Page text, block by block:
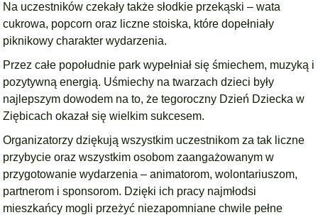
Na uczestników czekały także słodkie przekąski – wata
cukrowa, popcorn oraz liczne stoiska, które dopełniały
piknikowy charakter wydarzenia.
Przez całe popołudnie park wypełniał się śmiechem, muzyką i
pozytywną energią. Uśmiechy na twarzach dzieci były
najlepszym dowodem na to, że tegoroczny Dzień Dziecka w
Ziębicach okazał się wielkim sukcesem.
Organizatorzy dziękują wszystkim uczestnikom za tak liczne
przybycie oraz wszystkim osobom zaangażowanym w
przygotowanie wydarzenia – animatorom, wolontariuszom,
partnerom i sponsorom. Dzięki ich pracy najmłodsi
mieszkańcy mogli przeżyć niezapomniane chwile pełne